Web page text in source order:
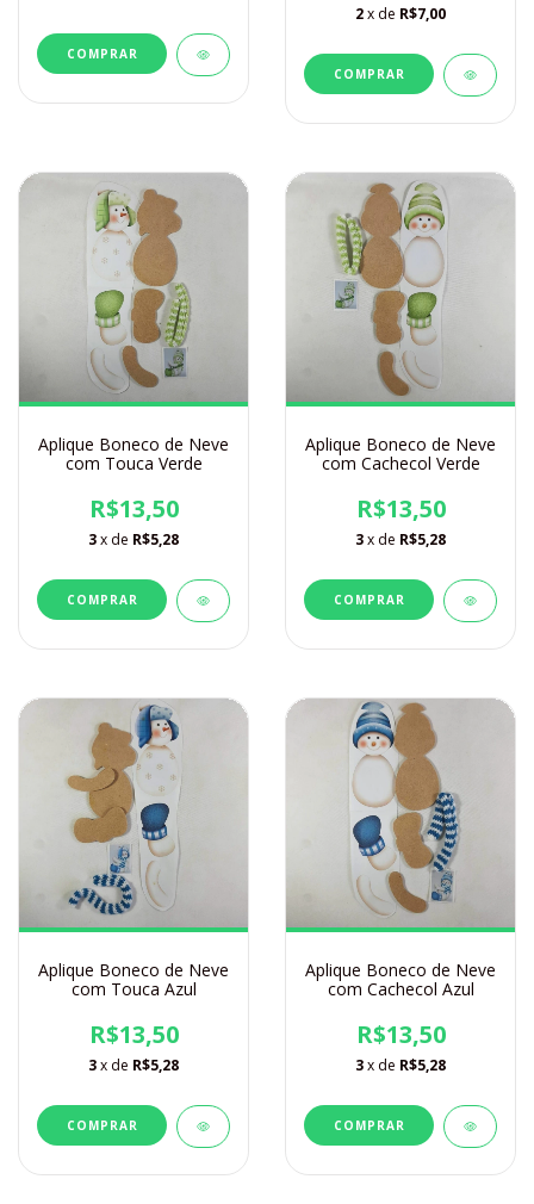
2x de R$7,00
Aplique Boneco de Neve
com Touca Verde
R$13,50
3x de R$5,28
Aplique Boneco de Neve
com Cachecol Verde
R$13,50
3x de R$5,28
Aplique Boneco de Neve
com Touca Azul
R$13,50
3x de R$5,28
Aplique Boneco de Neve
com Cachecol Azul
R$13,50
3x de R$5,28